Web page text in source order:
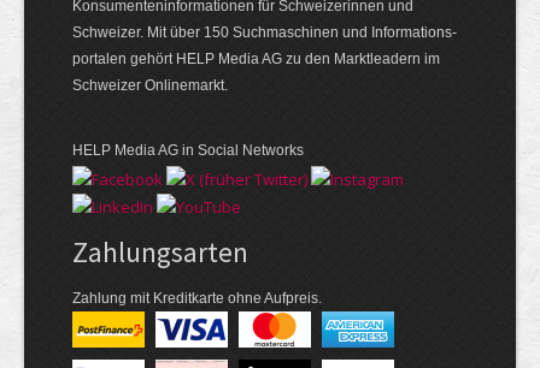
Konsumenten­informationen für Schweizerinnen und
Schweizer. Mit über 150 Suchmaschinen und Informations­
portalen gehört HELP Media AG zu den Marktleadern im
Schweizer Onlinemarkt.
HELP Media AG in Social Networks
Zahlungsarten
Zahlung mit Kreditkarte ohne Aufpreis.